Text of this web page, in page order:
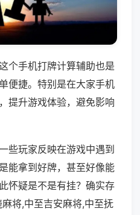
个手机打牌计算辅助也是
便捷。特别是在大家手机
提升游戏体验，避免影响
些玩家反映在游戏中遇到
能拿到好牌，甚至好像能
怀疑是不是有挂？确实存
将,中至吉安麻将,中至抚